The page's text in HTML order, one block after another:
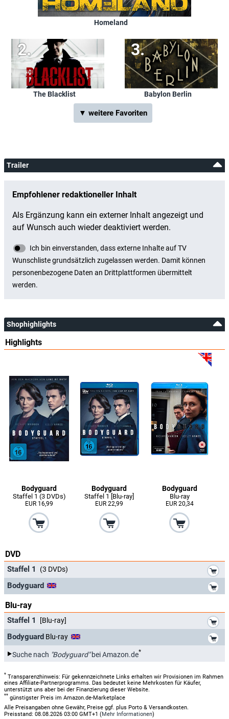
Homeland
The Blacklist Babylon Berlin
▼ weitere Favoriten
Trailer
Shophighlights
Highlights
Bodyguard
Staffel 1 (3 DVDs)
EUR 16,99
Bodyguard
Staffel 1 [Blu-ray]
EUR 22,99
Bodyguard
Blu-ray
EUR 20,34
DVD
Staffel 1 (3 DVDs)
Bodyguard
Blu-ray
Staffel 1 [Blu-ray]
Bodyguard Blu-ray
Suche nach "Bodyguard"bei Amazon.de*
* Transparenzhinweis: Für gekennzeichnete Links erhalten wir Provisionen im Rahmen
eines Affiliate-Partnerprogramms. Das bedeutet keine Mehrkosten für Käufer,
unterstützt uns aber bei der Finanzierung dieser Website.
** günstigster Preis im Amazon.de-Marketplace
Alle Preisangaben ohne Gewähr, Preise ggf. plus Porto & Versandkosten.
Preisstand: 08.08.2026 03:00 GMT+1 (Mehr Informationen)